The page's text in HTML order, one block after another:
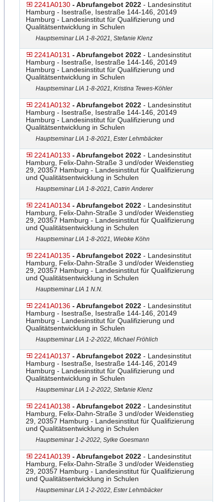
2241A0130 - Abrufangebot 2022 - Landesinstitut
Hamburg - Isestraße, Isestraße 144-146, 20149
Hamburg - Landesinstitut für Qualifizierung und
Qualitätsentwicklung in Schulen
Hauptseminar LIA 1-8-2021, Stefanie Klenz
2241A0131 - Abrufangebot 2022 - Landesinstitut
Hamburg - Isestraße, Isestraße 144-146, 20149
Hamburg - Landesinstitut für Qualifizierung und
Qualitätsentwicklung in Schulen
Hauptseminar LIA 1-8-2021, Kristina Tewes-Köhler
2241A0132 - Abrufangebot 2022 - Landesinstitut
Hamburg - Isestraße, Isestraße 144-146, 20149
Hamburg - Landesinstitut für Qualifizierung und
Qualitätsentwicklung in Schulen
Hauptseminar LIA 1-8-2021, Ester Lehmbäcker
2241A0133 - Abrufangebot 2022 - Landesinstitut
Hamburg, Felix-Dahn-Straße 3 und/oder Weidenstieg
29, 20357 Hamburg - Landesinstitut für Qualifizierung
und Qualitätsentwicklung in Schulen
Hauptseminar LIA 1-8-2021, Catrin Anderer
2241A0134 - Abrufangebot 2022 - Landesinstitut
Hamburg, Felix-Dahn-Straße 3 und/oder Weidenstieg
29, 20357 Hamburg - Landesinstitut für Qualifizierung
und Qualitätsentwicklung in Schulen
Hauptseminar LIA 1-8-2021, Wiebke Köhn
2241A0135 - Abrufangebot 2022 - Landesinstitut
Hamburg, Felix-Dahn-Straße 3 und/oder Weidenstieg
29, 20357 Hamburg - Landesinstitut für Qualifizierung
und Qualitätsentwicklung in Schulen
Hauptseminar LIA 1 N.N.
2241A0136 - Abrufangebot 2022 - Landesinstitut
Hamburg - Isestraße, Isestraße 144-146, 20149
Hamburg - Landesinstitut für Qualifizierung und
Qualitätsentwicklung in Schulen
Hauptseminar LIA 1-2-2022, Michael Fröhlich
2241A0137 - Abrufangebot 2022 - Landesinstitut
Hamburg - Isestraße, Isestraße 144-146, 20149
Hamburg - Landesinstitut für Qualifizierung und
Qualitätsentwicklung in Schulen
Hauptseminar LIA 1-2-2022, Stefanie Klenz
2241A0138 - Abrufangebot 2022 - Landesinstitut
Hamburg, Felix-Dahn-Straße 3 und/oder Weidenstieg
29, 20357 Hamburg - Landesinstitut für Qualifizierung
und Qualitätsentwicklung in Schulen
Hauptseminar 1-2-2022, Sylke Goesmann
2241A0139 - Abrufangebot 2022 - Landesinstitut
Hamburg, Felix-Dahn-Straße 3 und/oder Weidenstieg
29, 20357 Hamburg - Landesinstitut für Qualifizierung
und Qualitätsentwicklung in Schulen
Hauptseminar LIA 1-2-2022, Ester Lehmbäcker